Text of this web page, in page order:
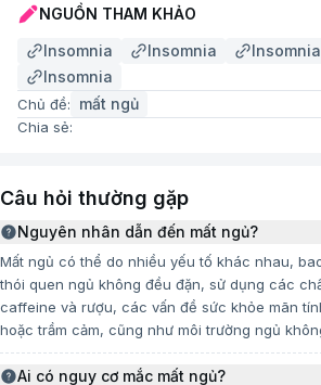
Việc điều trị mất ngủ hiệu quả nhất
kết hợp giữa nhiều phương pháp,
xử lý nguyên nhân sâu xa và xây
khoa học. Một trong những phương
chứng minh có tác dụng rõ rệt là:
ngủ (CBT-I):
Đây là phương pháp ưu tiên hàng
mất ngủ kéo dài. CBT-I hỗ trợ người
Thay đổi những suy nghĩ tiêu
lệch về giấc ngủ.
Phát triển các hành vi và thói
NGUỒN THAM KHẢO
Insomnia
Insomnia Insomnia
Insomnia
Chủ đề: mất ngủ
Chia sẻ:
Câu hỏi thường gặp
Nguyên nhân dẫn đến mất ngủ?
Mất ngủ có thể do nhiều yếu tố khác nhau,
thói quen ngủ không đều đặn, sử dụng các
caffeine và rượu, các vấn đề sức khỏe mãn
hoặc trầm cảm, cũng như môi trường ngủ
Ai có nguy cơ mắc mất ngủ?